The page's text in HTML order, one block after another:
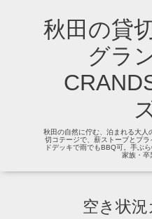
秋田の貸
グラ
秋田の自然に佇む、泊まれる大
切コテージで、薪ストーブとプ
ドデッキで雨でもBBQ可。手ぶ
家族・卒
空き状